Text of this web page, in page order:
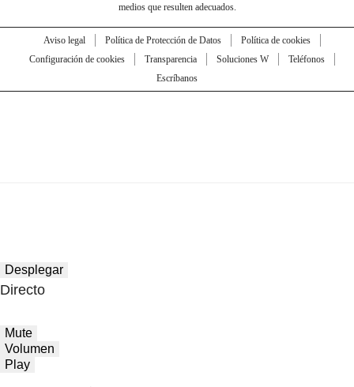
medios que resulten adecuados.
Aviso legal Política de Protección de Datos
Política de cookies
Configuración de cookies
Transparencia Soluciones W
Teléfonos
Escríbanos
Desplegar
Directo
Mute
Volumen
Play